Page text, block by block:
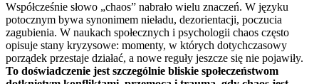
Współcześnie słowo „chaos” nabrało wielu znaczeń. W języku
potocznym bywa synonimem nieładu, dezorientacji, poczucia
zagubienia. W naukach społecznych i psychologii chaos często
opisuje stany kryzysowe: momenty, w których dotychczasowy
porządek przestaje działać, a nowe reguły jeszcze się nie pojawiły.
To doświadczenie jest szczególnie bliskie społeczeństwom